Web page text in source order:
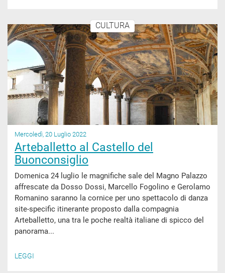
CULTURA
Mercoledì, 20 Luglio 2022
Arteballetto al Castello del
Buonconsiglio
Domenica 24 luglio le magnifiche sale del Magno Palazzo
affrescate da Dosso Dossi, Marcello Fogolino e Gerolamo
Romanino saranno la cornice per uno spettacolo di danza
site-specific itinerante proposto dalla compagnia
Arteballetto, una tra le poche realtà italiane di spicco del
panorama...
LEGGI